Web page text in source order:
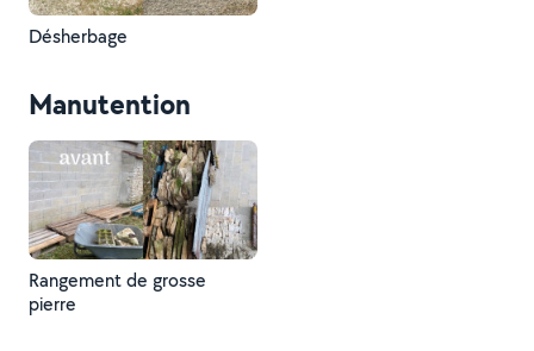
Désherbage
Manutention
Rangement de grosse
pierre